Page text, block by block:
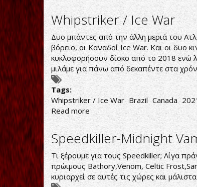
Whipstriker / Ice War
Δυο μπάντες από την άλλη μεριά του
βόρειο, οι Καναδοί Ice War. Και οι δυο
κυκλοφορήσουν δίσκο από το 2018 ενώ
μιλάμε για πάνω από δεκαπέντε στα
Tags:
Whipstriker / Ice War Brazil Canada
Read more about
Whipstriker
/
Ice
War
Speedkiller-Midnight
Τι ξέρουμε για τους Speedkiller; Λίγα
πρώιμους Bathory,Venom, Celtic
κυριαρχεί σε αυτές τις χώρες και